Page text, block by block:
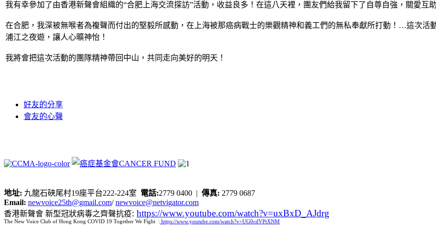
我有幸參加了由香港新聲會組織的“合肥上海交流探訪”活動，收益良多！在這八天裡，團友們給我留下了自尊自強，關愛互
在合肥，我深被無喉者為複聲而付出的堅毅所感動，在上海被那癌病戰士的樂觀精神和義工們的無私奉獻所打動！…這次活
浦江之夜遊，讓人心曠神怡！
我將會把這次活動的團隊精神帶回中山，共同走向美好的明天！
好友的分享
會友的心聲
地址: 九龍石硤尾村19座平台222-224室 電話:2779 0400 | 傳真: 2779 0687
Email: newvoice25th@gmail.com/newvoice@netvigator.com
香港新聲會 新型冠狀病毒之齊聲抗疫: https://www.youtube.com/watch?v=uxBxD_AJdrg
The New Voice Club of Hong Kong COVID 19 Together We Fight : https://www.youtube.com/watch?v=UG0cdVPtXNM